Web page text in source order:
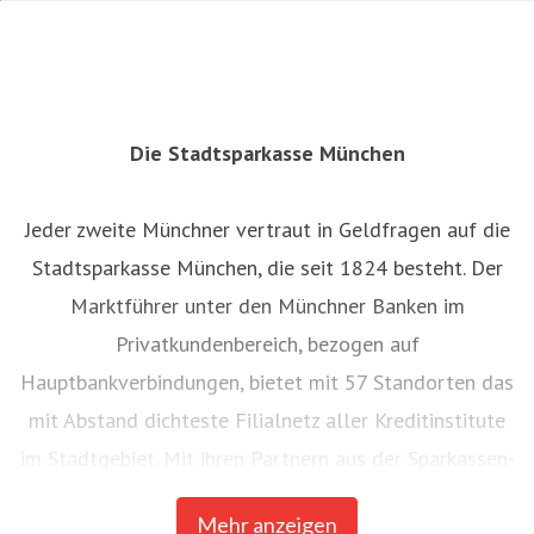
Die Stadtsparkasse München
Jeder zweite Münchner vertraut in Geldfragen auf die
Stadtsparkasse München, die seit 1824 besteht. Der
Marktführer unter den Münchner Banken im
Privatkundenbereich, bezogen auf
Hauptbankverbindungen, bietet mit 57 Standorten das
mit Abstand dichteste Filialnetz aller Kreditinstitute
im Stadtgebiet. Mit ihren Partnern aus der Sparkassen-
Finanzgruppe, dem größten Finanzverbund
Mehr anzeigen